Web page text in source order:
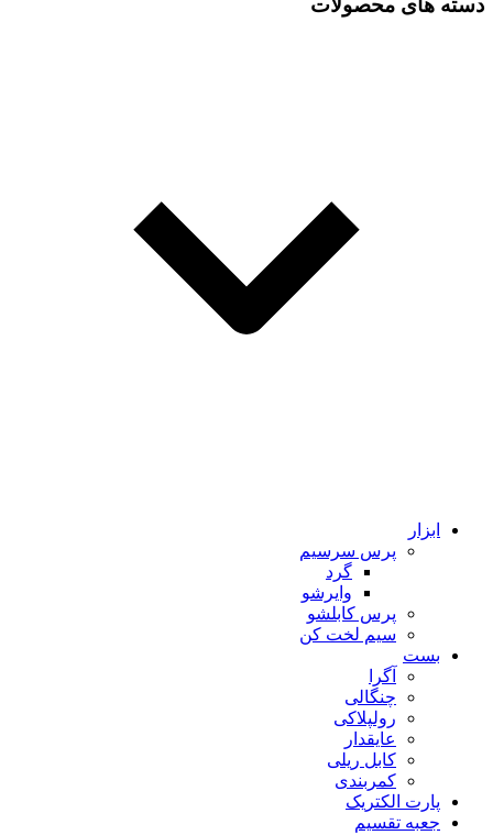
دسته های محصولات
ابزار
پرس سرسیم
گرد
وایرشو
پرس کابلشو
سیم لخت کن
بست
آگرا
چنگالی
رولپلاکی
عایقدار
کابل ریلی
کمربندی
پارت الکتریک
جعبه تقسیم